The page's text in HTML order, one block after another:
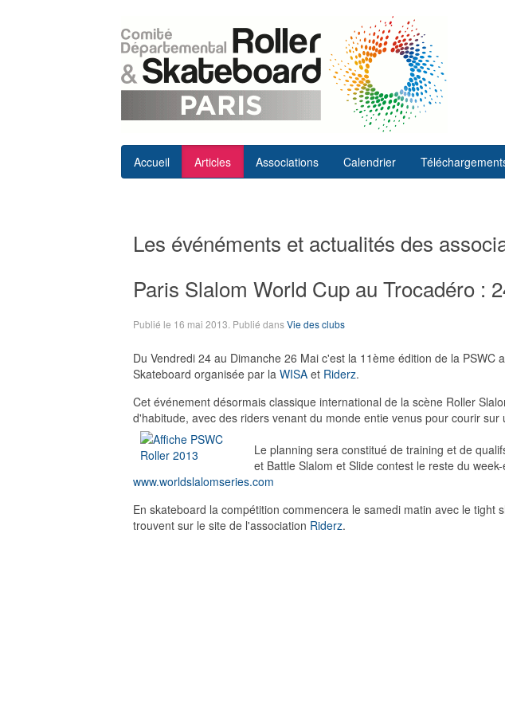
Accueil Articles Associations Calendrier
Les événéments et actualités des
Paris Slalom World Cup au Trocadéro :
Publié le 16 mai 2013 . Publié dansVie des clubs
Du Vendredi 24 au Dimanche 26 Mai c'est la 11ème édition de la
Skateboard organisée par la WISA et Riderz.
Cet événement désormais classique international de la scène Roller
d'habitude, avec des riders venant du monde entie venus pour courir
Le planning sera constitué de training et de
et Battle Slalom et Slide contest le reste du
www.worldslalomseries.com
En skateboard la compétition commencera le samedi matin avec le
trouvent sur le site de l'association Riderz.